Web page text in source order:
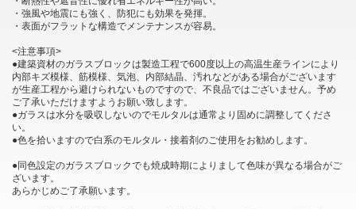
・強風や地震にも強く、防犯にも効果を発揮。
・表面がフラットな構造でメンテナンスが容易。
<注意事項>
●建築資材のガラスブロックは製造工程で600度以上の高温生産ラインにより
内部キズ模様、筋模様、気泡、内部結晶、汚れなどがある場合がございます
が生産工程から避けられないものですので、不良品ではございません。予め
ご了承いただけますようお願い致します。
●ガラスは水分を吸収しないのでモルタルは通常より固めに調整してくださ
い。
●色を拾いますので白系のモルタル・接着剤のご使用をお勧めします。
●同色設定のガラスブロックでも焼成時期によりまして色味が異なる場合がご
ざいます。
あらかじめご了承願います。